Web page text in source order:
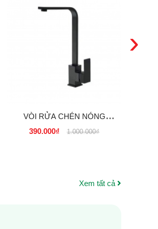
VÒI RỬA CHÉN NÓNG
LẠNH INOX 304 PHỦ NANO
390.000₫ 1.000.000₫
›
Xem tất cả